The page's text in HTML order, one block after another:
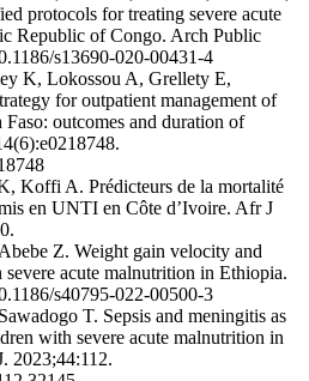
protocols for treating severe acute
Republic of Congo. Arch Public
s13690-020-00431-4
K, Lokossou A, Grellety E,
for outpatient management of
outcomes and duration of
Koffi A. Prédicteurs de la mortalité
en UNTI en Côte d’Ivoire. Afr J
Z. Weight gain velocity and
acute malnutrition in Ethiopia.
s40795-022-00500-3
T. Sepsis and meningitis as
with severe acute malnutrition in
2023;44:112.